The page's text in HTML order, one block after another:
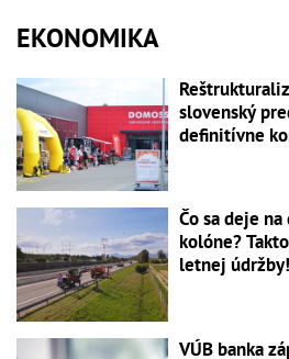
EKONOMIKA
slovenský
definitívne
Čo sa deje
kolóne?
letnej
VÚB banka